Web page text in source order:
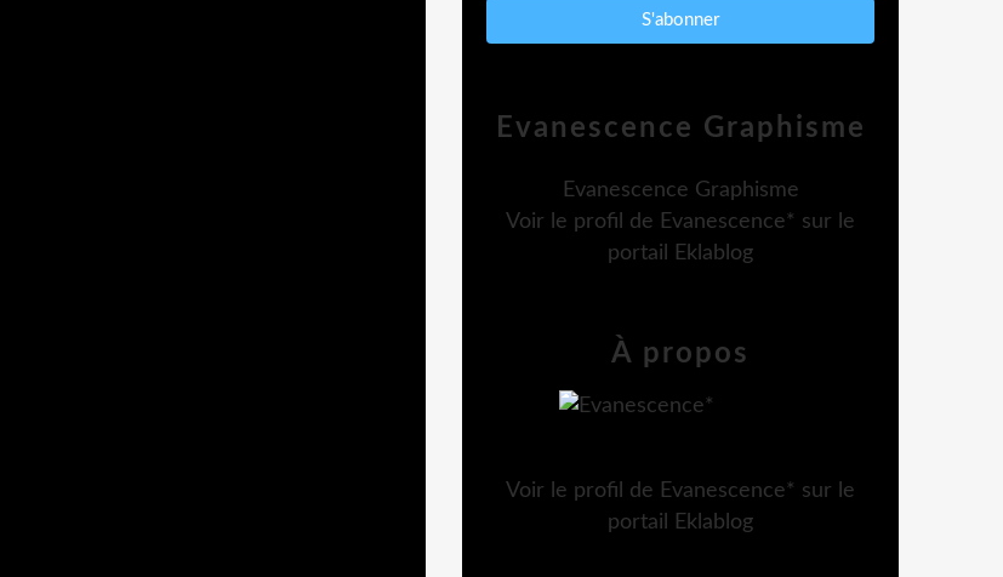
Evanescence Graphisme
Evanescence Graphisme
Voir le profil de Evanescence* sur le
portail Eklablog
À propos
Voir le profil de Evanescence* sur le
portail Eklablog